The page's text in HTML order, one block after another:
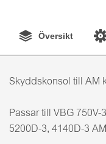
Översikt
Skyddskonsol till AM
Passar till VBG 750V-
5200D-3, 4140D-3 AM